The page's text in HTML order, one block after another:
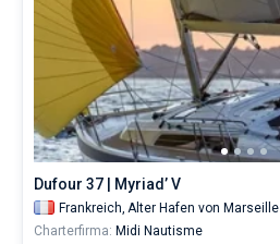
Dufour 37 | Myriad’ V
Frankreich, Alter Hafen von Marseille
Charterfirma: Midi Nautisme